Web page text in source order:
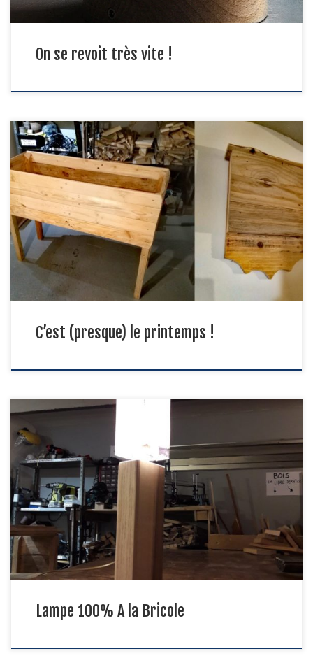
On se revoit très vite !
On anticipe un peu l’arrivée du printemps à la Bricole : cette
jardinière surélevée pour les premiers semis de radis / laitue /
carotte / tomates (plants non fournis). Et ce nichoir à chauve
souris, pour leur fournir le gîte en échange de la consommation de
moustiques. Efficace et écologique […]
C’est (presque) le printemps !
Pour illuminer vos vies, A la Bricole vous propose cette lampe en
frêne d’une scierie aveyronnaise, avec son abat-jour maison
quasi-parallélépipédique en rayons de vélo et Monde
Diplomatique (numéro d’octobre 2019). Rien de moins. A adopter
pour 24€ / 3 heures de travail. Intéressés ?
Lampe 100% A la Bricole